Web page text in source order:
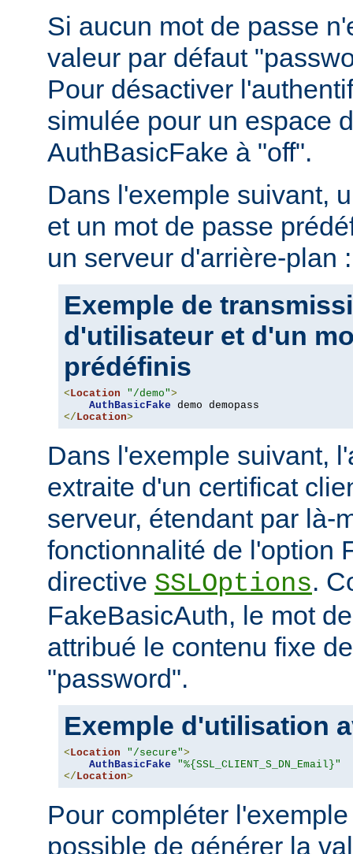
Si aucun mot de passe
valeur par défaut
Pour désactiver
simulée pour un espace
AuthBasicFake à "off".
Dans l'exemple suivant,
et un mot de passe
un serveur d'arrière-plan :
Exemple de
d'utilisateur et d'un
prédéfinis
<Location "/demo">
AuthBasicFake
</Location>
Dans l'exemple suivant,
extraite d'un certificat
serveur, étendant par là-
fonctionnalité de l'option
directive SSLOptions.
FakeBasicAuth, le mot
attribué le contenu fixe
"password".
Exemple d'utilisation
<Location "/secure">
AuthBasicFake
"%{SSL_CLIENT_S_DN_Email}"
</Location>
Pour compléter
possible de générer la